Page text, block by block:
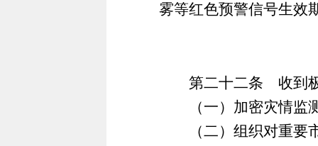
雾等红色预警信号生效
第二十二条 收到极
（一）加密灾情监测
（二）组织对重要市